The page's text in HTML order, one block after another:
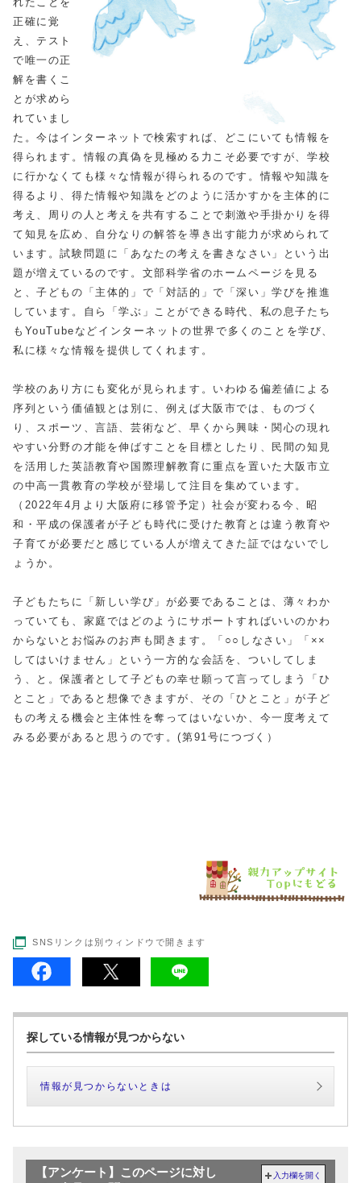
正確に覚
え、テスト
で唯一の正
解を書くこ
とが求めら
れていまし
た。今はインターネットで検索すれば、どこにいても情報を
得られます。情報の真偽を見極める力こそ必要ですが、学校
に行かなくても様々な情報が得られるのです。情報や知識を
得るより、得た情報や知識をどのように活かすかを主体的に
考え、周りの人と考えを共有することで刺激や手掛かりを得
て知見を広め、自分なりの解答を導き出す能力が求められて
います。試験問題に「あなたの考えを書きなさい」という出
題が増えているのです。文部科学省のホームページを見る
と、子どもの「主体的」で「対話的」で「深い」学びを推進
しています。自ら「学ぶ」ことができる時代、私の息子たち
もYouTubeなどインターネットの世界で多くのことを学び、
私に様々な情報を提供してくれます。
学校のあり方にも変化が見られます。いわゆる偏差値による
序列という価値観とは別に、例えば大阪市では、ものづく
り、スポーツ、言語、芸術など、早くから興味・関心の現れ
やすい分野の才能を伸ばすことを目標としたり、民間の知見
を活用した英語教育や国際理解教育に重点を置いた大阪市立
の中高一貫教育の学校が登場して注目を集めています。
（2022年4月より大阪府に移管予定）社会が変わる今、昭
和・平成の保護者が子ども時代に受けた教育とは違う教育や
子育てが必要だと感じている人が増えてきた証ではないでし
ょうか。
子どもたちに「新しい学び」が必要であることは、薄々わか
っていても、家庭ではどのようにサポートすればいいのかわ
からないとお悩みのお声も聞きます。「○○しなさい」「××
してはいけません」という一方的な会話を、ついしてしま
う、と。保護者として子どもの幸せ願って言ってしまう「ひ
とこと」であると想像できますが、その「ひとこと」が子ど
もの考える機会と主体性を奪ってはいないか、今一度考えて
みる必要があると思うのです。(第91号につづく）
SNSリンクは別ウィンドウで開きます
探している情報が見つからない
情報が見つからないときは
【アンケート】このページに対し
入力欄を開く